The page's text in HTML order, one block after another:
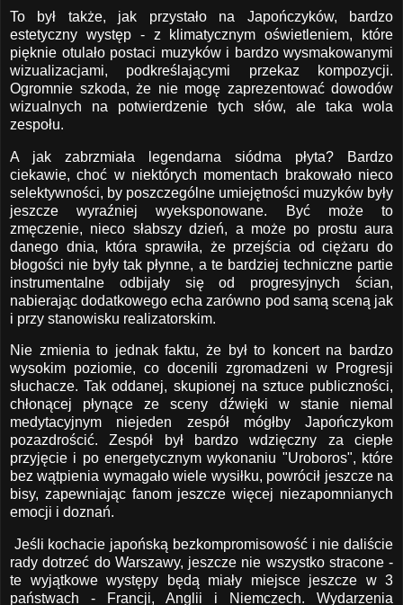
To był także, jak przystało na Japończyków, bardzo
estetyczny występ - z klimatycznym oświetleniem, które
pięknie otulało postaci muzyków i bardzo wysmakowanymi
wizualizacjami, podkreślającymi przekaz kompozycji.
Ogromnie szkoda, że nie mogę zaprezentować dowodów
wizualnych na potwierdzenie tych słów, ale taka wola
zespołu.
A jak zabrzmiała legendarna siódma płyta? Bardzo
ciekawie, choć w niektórych momentach brakowało nieco
selektywności, by poszczególne umiejętności muzyków były
jeszcze wyraźniej wyeksponowane. Być może to
zmęczenie, nieco słabszy dzień, a może po prostu aura
danego dnia, która sprawiła, że przejścia od ciężaru do
błogości nie były tak płynne, a te bardziej techniczne partie
instrumentalne odbijały się od progresyjnych ścian,
nabierając dodatkowego echa zarówno pod samą sceną jak
i przy stanowisku realizatorskim.
Nie zmienia to jednak faktu, że był to koncert na bardzo
wysokim poziomie, co docenili zgromadzeni w Progresji
słuchacze. Tak oddanej, skupionej na sztuce publiczności,
chłonącej płynące ze sceny dźwięki w stanie niemal
medytacyjnym niejeden zespół mógłby Japończykom
pozazdrościć. Zespół był bardzo wdzięczny za ciepłe
przyjęcie i po energetycznym wykonaniu "Uroboros", które
bez wątpienia wymagało wiele wysiłku, powrócił jeszcze na
bisy, zapewniając fanom jeszcze więcej niezapomnianych
emocji i doznań.
Jeśli kochacie japońską bezkompromisowość i nie daliście
rady dotrzeć do Warszawy, jeszcze nie wszystko stracone -
te wyjątkowe występy będą miały miejsce jeszcze w 3
państwach - Francji, Anglii i Niemczech. Wydarzenia